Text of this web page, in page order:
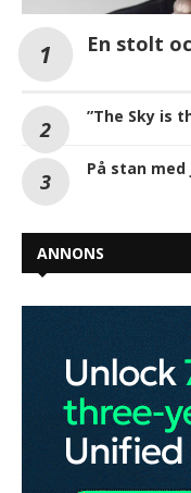
En stolt
”The Sky is
På stan med
ANNONS